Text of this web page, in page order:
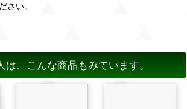
さい。
は、こんな商品もみています。